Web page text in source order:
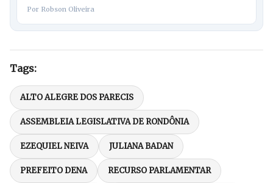
Por Robson Oliveira
Tags:
ALTO ALEGRE DOS PARECIS
ASSEMBLEIA LEGISLATIVA DE RONDÔNIA
EZEQUIEL NEIVA JULIANA BADAN
PREFEITO DENA RECURSO PARLAMENTAR